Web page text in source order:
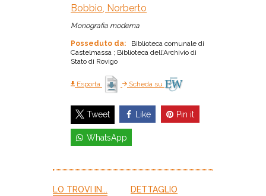
Bobbio, Norberto
Monografia moderna
Posseduto da:
Biblioteca comunale di
Castelmassa ; Biblioteca dell'Archivio di
Stato di Rovigo
Esporta Scheda su
Tweet Like Pin it
WhatsApp
LO TROVI IN...
DETTAGLIO